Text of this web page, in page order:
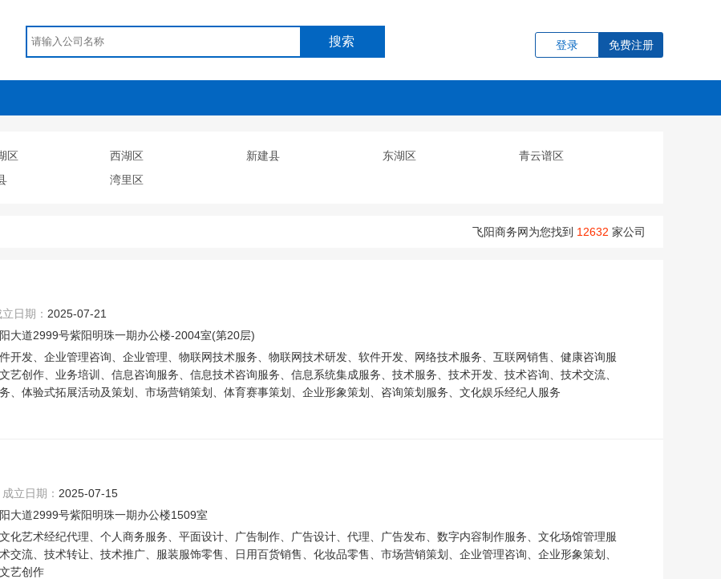
搜索 登录 免费注册
区 西湖区 新建县 东湖区
青云谱区
湾里区
飞阳商务网为您找到 12632 家公司
立日期： 2025-07-21
大道2999号紫阳明珠一期办公楼-2004室(第20层)
开发、企业管理咨询、企业管理、物联网技术服务、物联网技术研发、软件开发、网络技术服务、互联网销售、健康咨询服
艺创作、业务培训、信息咨询服务、信息技术咨询服务、信息系统集成服务、技术服务、技术开发、技术咨询、技术交流、
、体验式拓展活动及策划、市场营销策划、体育赛事策划、企业形象策划、咨询策划服务、文化娱乐经纪人服务
成立日期： 2025-07-15
大道2999号紫阳明珠一期办公楼1509室
化艺术经纪代理、个人商务服务、平面设计、广告制作、广告设计、代理、广告发布、数字内容制作服务、文化场馆管理服
交流、技术转让、技术推广、服装服饰零售、日用百货销售、化妆品零售、市场营销策划、企业管理咨询、企业形象策划、
艺创作